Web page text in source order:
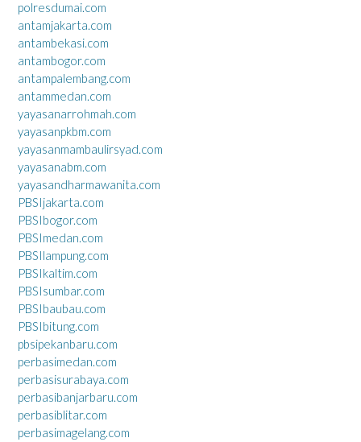
polresdumai.com
antamjakarta.com
antambekasi.com
antambogor.com
antampalembang.com
antammedan.com
yayasanarrohmah.com
yayasanpkbm.com
yayasanmambaulirsyad.com
yayasanabm.com
yayasandharmawanita.com
PBSIjakarta.com
PBSIbogor.com
PBSImedan.com
PBSIlampung.com
PBSIkaltim.com
PBSIsumbar.com
PBSIbaubau.com
PBSIbitung.com
pbsipekanbaru.com
perbasimedan.com
perbasisurabaya.com
perbasibanjarbaru.com
perbasiblitar.com
perbasimagelang.com